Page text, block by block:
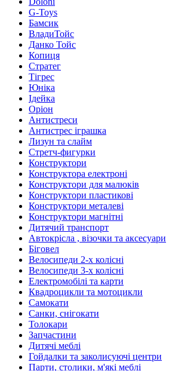
G-Toys
Бамсик
ВладиТойс
Данко Тойс
Копиця
Стратег
Тігрес
Юніка
Ідейка
Оріон
Антистреси
Антистрес іграшка
Лизун та слайм
Стретч-фигурки
Конструктори
Конструктора електроні
Конструктори для малюків
Конструктори пластикові
Конструктори металеві
Конструктори магнітні
Дитячий транспорт
Автокрісла , візочки та аксесуари
Біговел
Велосипеди 2-х колісні
Велосипеди 3-х колісні
Електромобілі та карти
Квадроцикли та мотоцикли
Самокати
Санки, снігокати
Толокари
Запчастини
Дитячі меблі
Гойдалки та заколисуючі центри
Парти, столики, м'які меблі